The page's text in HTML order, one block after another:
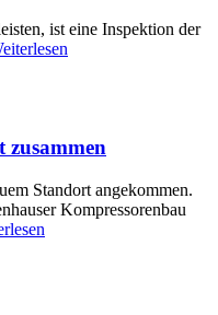
ist eine Inspektion der
zusammen
Standort angekommen.
Kompressorenbau